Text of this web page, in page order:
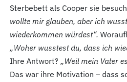
Sterbebett als Cooper sie
wollte mir glauben, aber ich
wiederkommen würdest“.
„Woher wusstest du, dass ich
Ihre Antwort? „Weil mein Vater
Das war ihre Motivation – dass